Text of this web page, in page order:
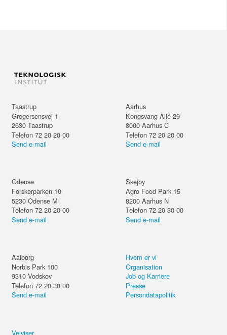
Taastrup
Gregersensvej 1
2630 Taastrup
Telefon 72 20 20 00
Send e-mail
Aarhus
Kongsvang Allé 29
8000 Aarhus C
Telefon 72 20 20 00
Send e-mail
Odense
Forskerparken 10
5230 Odense M
Telefon 72 20 20 00
Send e-mail
Skejby
Agro Food Park 15
8200 Aarhus N
Telefon 72 20 30 00
Send e-mail
Aalborg
Norbis Park 100
9310 Vodskov
Telefon 72 20 30 00
Send e-mail
Hvem er vi
Organisation
Job og Karriere
Presse
Persondatapolitik
Vejviser